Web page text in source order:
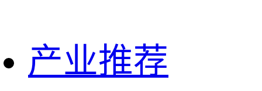
产业推荐